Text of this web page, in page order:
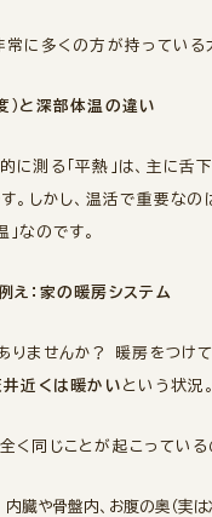
常に多くの方が持っている
）と深部体温の違い
に測る「平熱」は、主に舌
す。しかし、温活で重要な
なのです。
え：家の暖房システム
りませんか？ 暖房をつけて
井近くは暖かい という状況。
く同じことが起こっている
内臓や骨盤内、お腹の奥（実は